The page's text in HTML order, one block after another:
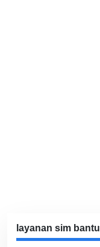
layanan sim bantul